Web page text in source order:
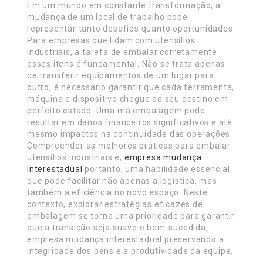
Em um mundo em constante transformação, a
mudança de um local de trabalho pode
representar tanto desafios quanto oportunidades.
Para empresas que lidam com utensílios
industriais, a tarefa de embalar corretamente
esses itens é fundamental. Não se trata apenas
de transferir equipamentos de um lugar para
outro; é necessário garantir que cada ferramenta,
máquina e dispositivo chegue ao seu destino em
perfeito estado. Uma má embalagem pode
resultar em danos financeiros significativos e até
mesmo impactos na continuidade das operações.
Compreender as melhores práticas para embalar
utensílios industriais é, empresa mudança
interestadual portanto, uma habilidade essencial
que pode facilitar não apenas a logística, mas
também a eficiência no novo espaço. Neste
contexto, explorar estratégias eficazes de
embalagem se torna uma prioridade para garantir
que a transição seja suave e bem-sucedida,
empresa mudança interestadual preservando a
integridade dos bens e a produtividade da equipe.